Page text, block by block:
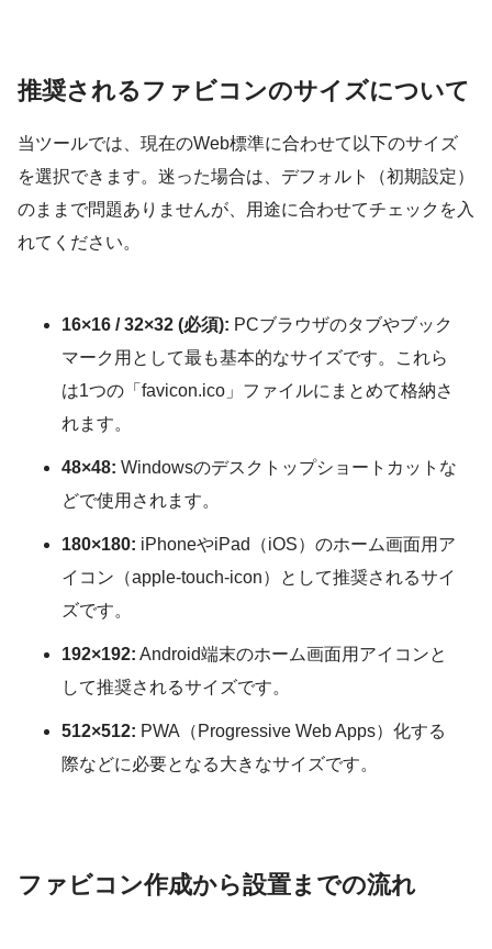
推奨されるファビコンのサイズについて
当ツールでは、現在のWeb標準に合わせて以下のサイズ
を選択できます。迷った場合は、デフォルト（初期設定）
のままで問題ありませんが、用途に合わせてチェックを入
れてください。
16×16 / 32×32 (必須): PCブラウザのタブやブック
マーク用として最も基本的なサイズです。これら
は1つの「favicon.ico」ファイルにまとめて格納さ
れます。
48×48: Windowsのデスクトップショートカットな
どで使用されます。
180×180: iPhoneやiPad（iOS）のホーム画面用ア
イコン（apple-touch-icon）として推奨されるサイ
ズです。
192×192: Android端末のホーム画面用アイコンと
して推奨されるサイズです。
512×512: PWA（Progressive Web Apps）化する
際などに必要となる大きなサイズです。
ファビコン作成から設置までの流れ